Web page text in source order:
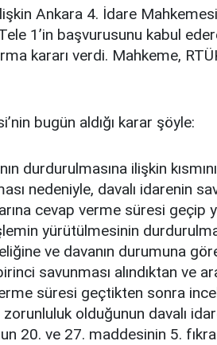
Ankara 4. İdare
1’in başvurusunu kabul
kararı verdi. Mahkeme,
bugün aldığı karar şöyle:
durdurulmasına ilişkin
nedeniyle, davalı idarenin
cevap verme süresi geçip
yürütülmesinin
ve davanın durumuna
savunması alındıktan ve
süresi geçtikten sonra
olduğunun davalı
20. ve 27. maddesinin 5.